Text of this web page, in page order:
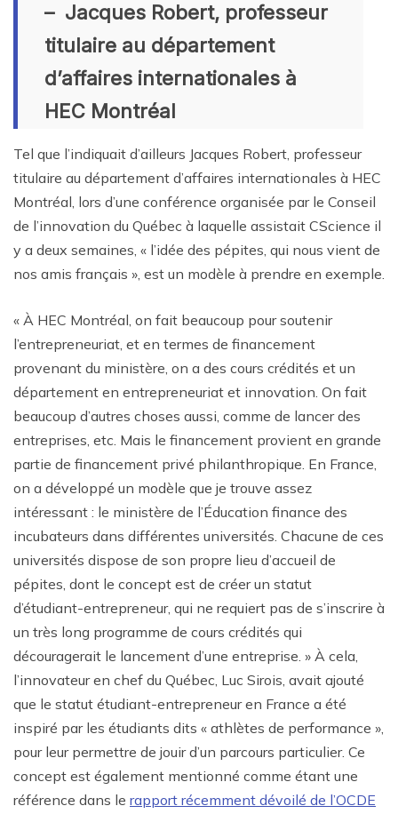
– Jacques Robert, professeur
titulaire au département
d’affaires internationales à
HEC Montréal
Tel que l’indiquait d’ailleurs Jacques Robert, professeur
titulaire au département d’affaires internationales à HEC
Montréal, lors d’une conférence organisée par le Conseil
de l’innovation du Québec à laquelle assistait CScience il
y a deux semaines, « l’idée des pépites, qui nous vient de
nos amis français », est un modèle à prendre en exemple.
« À HEC Montréal, on fait beaucoup pour soutenir
l’entrepreneuriat, et en termes de financement
provenant du ministère, on a des cours crédités et un
département en entrepreneuriat et innovation. On fait
beaucoup d’autres choses aussi, comme de lancer des
entreprises, etc. Mais le financement provient en grande
partie de financement privé philanthropique. En France,
on a développé un modèle que je trouve assez
intéressant : le ministère de l’Éducation finance des
incubateurs dans différentes universités. Chacune de ces
universités dispose de son propre lieu d’accueil de
pépites, dont le concept est de créer un statut
d’étudiant-entrepreneur, qui ne requiert pas de s’inscrire à
un très long programme de cours crédités qui
découragerait le lancement d’une entreprise. » À cela,
l’innovateur en chef du Québec, Luc Sirois, avait ajouté
que le statut étudiant-entrepreneur en France a été
inspiré par les étudiants dits « athlètes de performance »,
pour leur permettre de jouir d’un parcours particulier. Ce
concept est également mentionné comme étant une
référence dans le rapport récemment dévoilé de l’OCDE